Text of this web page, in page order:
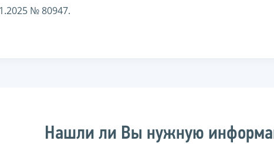
№ 80947.
Нашли ли Вы нужную